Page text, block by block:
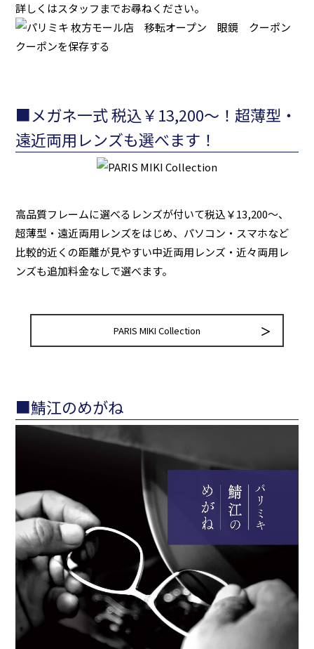
詳しくはスタッフまでお尋ねください。
クーポンを保存する
■メガネ一式 税込￥13,200～！超薄型・
遠近両用レンズも選べます！
高品質フレームに選べるレンズが付いて税込￥13,200～、
超薄型・遠近両用レンズをはじめ、パソコン・スマホなど
比較的近くの距離が見やすい中近両用レンズ・近々両用レ
ンズも追加料金なしで選べます。
PARIS MIKI Collection
■鯖江のめがね